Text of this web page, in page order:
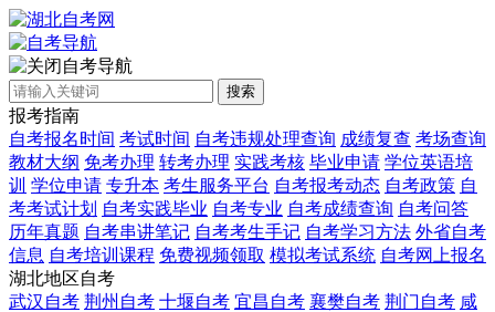
自考导航
搜索
报考指南
自考报名时间 考试时间 自考违规处理查询 成绩复查 考场查询
教材大纲 免考办理 转考办理 实践考核 毕业申请 学位英语培
训 学位申请 专升本 考生服务平台 自考报考动态 自考政策 自
考考试计划 自考实践毕业 自考专业 自考成绩查询 自考问答
历年真题 自考串讲笔记 自考考生手记 自考学习方法 外省自考
信息 自考培训课程 免费视频领取 模拟考试系统 自考网上报名
湖北地区自考
武汉自考 荆州自考 十堰自考 宜昌自考 襄樊自考 荆门自考 咸